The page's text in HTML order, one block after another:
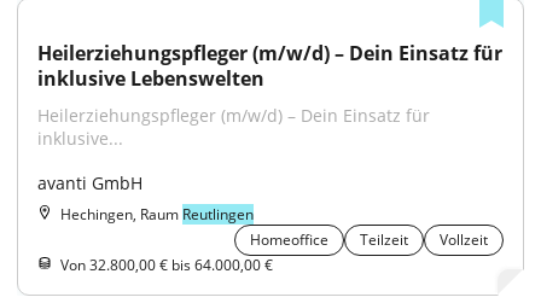
Heilerziehungspfleger (m/w/d) – Dein Einsatz für
inklusive Lebenswelten
Heilerziehungspfleger (m/w/d) – Dein Einsatz für
inklusive...
avanti GmbH
Hechingen, Raum Reutlingen
Homeoffice
Teilzeit
Vollzeit
Von 32.800,00 € bis 64.000,00 €